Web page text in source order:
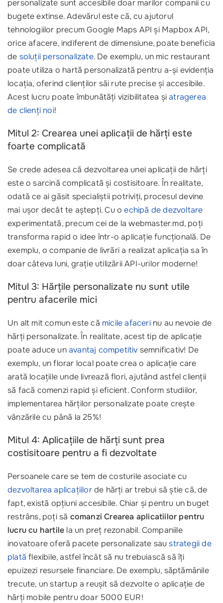
personalizate sunt accesibile doar marilor companii cu
bugete extinse. Adevărul este că, cu ajutorul
tehnologiilor precum Google Maps API și Mapbox API,
orice afacere, indiferent de dimensiune, poate beneficia
de soluții personalizate. De exemplu, un mic restaurant
poate utiliza o hartă personalizată pentru a-și evidenția
locația, oferind clienților săi rute precise și accesibile.
Acest lucru poate îmbunătăți vizibilitatea șiatragerea
de clienți noi!
Mitul 2: Crearea unei aplicații de hărți este
foarte complicată
Se crede adesea că dezvoltarea unei aplicații de hărți
este o sarcină complicată și costisitoare. În realitate,
odată ce ai găsit specialiștii potriviți, procesul devine
mai ușor decât te aștepți. Cu oechipă de dezvoltare
experimentată, precum cei de la webmaster.md, poți
transforma rapid o idee într-o aplicație funcțională. De
exemplu, o companie de livrări a realizat aplicația sa în
doar câteva luni, grație utilizării API-urilor moderne!
Mitul 3: Hărțile personalizate nu sunt utile
pentru afacerile mici
Un alt mit comun este că micile afacerinu au nevoie de
hărți personalizate. În realitate, acest tip de aplicație
poate aduce unavantaj competitiv semnificativ! De
exemplu, un florar local poate crea o aplicație care
arată locațiile unde livrează flori, ajutând astfel clienții
să facă comenzi rapid și eficient. Conform studiilor,
implementarea hărților personalizate poate crește
vânzările cu până la 25%!
Mitul 4: Aplicațiile de hărți sunt prea
costisitoare pentru a fi dezvoltate
Persoanele care se tem de costurile asociate cu
dezvoltarea aplicațiilorde hărți ar trebui să știe că, de
fapt, există opțiuni accesibile. Chiar și pentru un buget
restrâns, poți să comanzi Crearea aplicatiilor pentru
lucru cu hartile la un preț rezonabil. Companiile
inovatoare oferă pacete personalizate saustrategii de
plată flexibile, astfel încât să nu trebuiască să îți
epuizezi resursele financiare. De exemplu, săptămânile
trecute, un startup a reușit să dezvolte o aplicație de
hărți mobile pentru doar 5000 EUR!